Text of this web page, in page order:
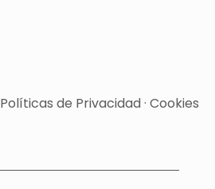
Políticas de Privacidad· Cookies